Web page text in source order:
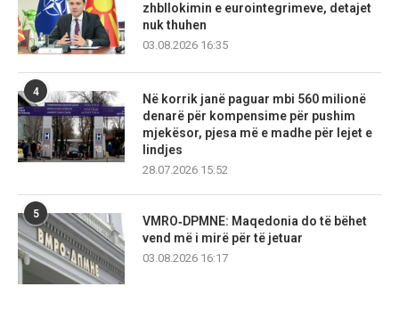
zhbllokimin e eurointegrimeve, detajet
nuk thuhen
03.08.2026 16:35
4
Në korrik janë paguar mbi 560 milionë
denarë për kompensime për pushim
mjekësor, pjesa më e madhe për lejet e
lindjes
28.07.2026 15:52
5
VMRO‑DPMNE: Maqedonia do të bëhet
vend më i mirë për të jetuar
03.08.2026 16:17